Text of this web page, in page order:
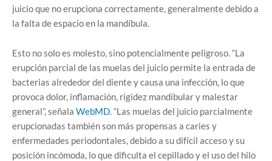
juicio que no erupciona correctamente, generalmente debido a
la falta de espacio en la mandíbula.
Esto no solo es molesto, sino potencialmente peligroso. “La
erupción parcial de las muelas del juicio permite la entrada de
bacterias alrededor del diente y causa una infección, lo que
provoca dolor, inflamación, rigidez mandibular y malestar
general”, señala WebMD. “Las muelas del juicio parcialmente
erupcionadas también son más propensas a caries y
enfermedades periodontales, debido a su difícil acceso y su
posición incómoda, lo que dificulta el cepillado y el uso del hilo